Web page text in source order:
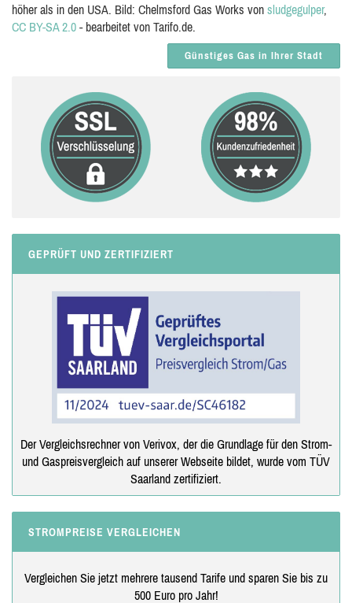
höher als in den USA. Bild: Chelmsford Gas Works von sludgegulper,
CC BY-SA 2.0 - bearbeitet von Tarifo.de.
Günstiges Gas in Ihrer Stadt
GEPRÜFT UND ZERTIFIZIERT
Der Vergleichsrechner von Verivox, der die Grundlage für den Strom-
und Gaspreisvergleich auf unserer Webseite bildet, wurde vom TÜV
Saarland zertifiziert.
STROMPREISE VERGLEICHEN
Vergleichen Sie jetzt mehrere tausend Tarife und sparen Sie bis zu
500 Euro pro Jahr!